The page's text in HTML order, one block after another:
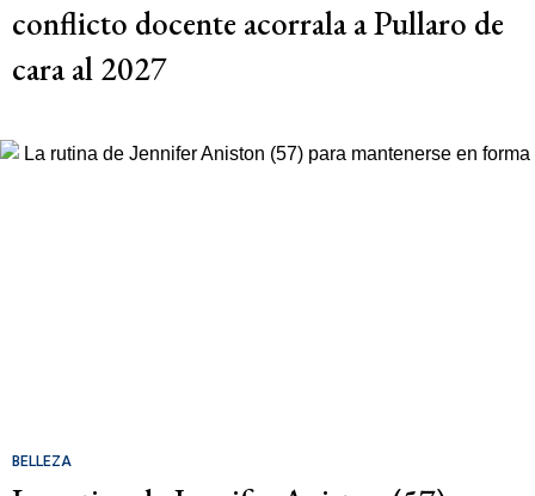
conflicto docente acorrala a Pullaro de
cara al 2027
BELLEZA